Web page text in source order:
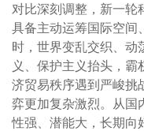
对比深刻调整，新一轮
具备主动运筹国际空间
时，世界变乱交织、动
义、保护主义抬头，
济贸易秩序遇到严峻挑
弈更加复杂激烈。从国
性强、潜能大，长期向